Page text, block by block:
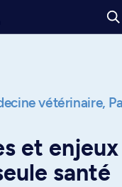
vétérinaire,
et
santé